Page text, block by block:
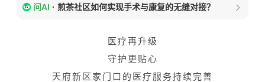
问AI · 煎茶社区如何实现手术与康复的无缝对接？
医疗再升级
守护更贴心
天府新区家门口的医疗服务持续完善